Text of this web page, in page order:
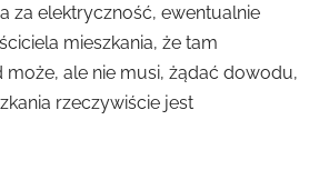
za elektryczność, ewentualnie
mieszkania, że tam
może, ale nie musi, żądać dowodu,
rzeczywiście jest